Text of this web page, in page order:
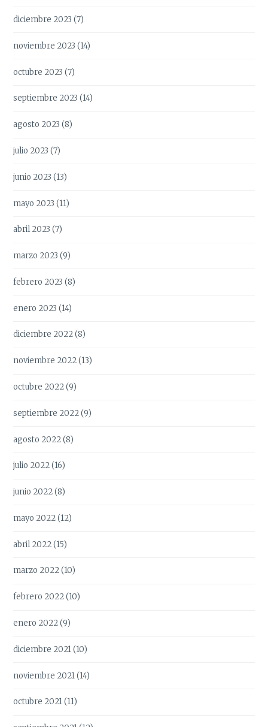
diciembre 2023 (7)
noviembre 2023 (14)
octubre 2023 (7)
septiembre 2023 (14)
agosto 2023 (8)
julio 2023 (7)
junio 2023 (13)
mayo 2023 (11)
abril 2023 (7)
marzo 2023 (9)
febrero 2023 (8)
enero 2023 (14)
diciembre 2022(8)
noviembre 2022(13)
octubre 2022(9)
septiembre 2022(9)
agosto 2022(8)
julio 2022(16)
junio 2022(8)
mayo 2022(12)
abril 2022(15)
marzo 2022(10)
febrero 2022(10)
enero 2022(9)
diciembre 2021(10)
noviembre 2021(14)
octubre 2021(11)